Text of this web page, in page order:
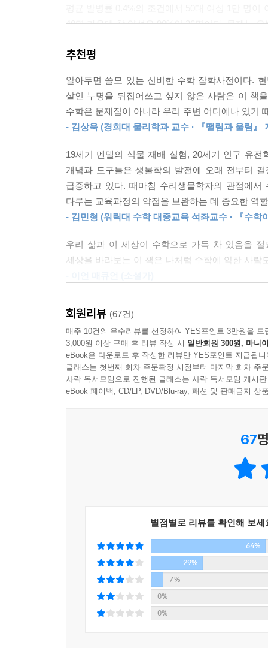
신의 방정식은 어떤 의약품이 환자에게 제공하는
대쪽에 올려놓고 비교한다. 여분의 건강 혜택을
장시키는 의약품의 이점을 어떻게 비교할 수 있겠
(중략) ‘신의 방정식’은 삶과 죽음이 달린 어려운
판단 뒤에 숨어서 작용하는 주관적 결정을 무시한
--- p.89-90, 「2장 암 진단을 받고도 침착을 유지하
1960년대와 1970년대에 임신 기간에 흡연을 한
체중아들은 흡연을 하지 않은 어머니에게서 태어
이 아니었다. 이 역설의 답은 교란 변수에 있었다.
낮은 출생체중은 높은 영아 사망률과 ‘상관관계’
아이의 건강에 더 해로우며, 그래서 영아 사망률
사망률이 조금 높아지는 데 그치기 때문에, 이 아
수밖에 없다.
--- p.142, 「3장 수학으로 만들어낸 유죄」 중에서
2008년 미국 대통령 선거 과정에서 존 매케인 이
은 당혹스러운 표정을 지었고, 이를 충분히 즐긴
까…….”라고 말문을 열었다. 오바마가 당황해한
“……아니지요, 아니에요. 나는 거품 정렬은 올바
색이 되었으며, 결국 그를 거품처럼 솟아오르게 해
--- p.271, 「6장 도무지 끝나지 않는 최적화」 중에
더 넓은 범위에서는 수리역학이 질병의 돌발 발
학적 증거와 손을 잡고 백신 접종이 쉬운 결정임
호한다. 세계보건기구가 발표하는 수치는 백신이
백만 명을 더 구할 수 있다는 것을 보여준다. 백
40명 가운데 참 양성은 90%인 36명이다. 문제는
검사의 정밀도를 높이는 아주 단순한 방법이 있는
대개 진단검사인데, 특이도가 훨씬 높아 거짓 양성
같은 맥락에서, 유방암 선별검사를 매년 받으면,
이제 좀 진정이 되는가? 수학의 방에 들어갔다 나
좋든 싫든 거짓 양성과 거짓 음성은 피할 수 없다.
관한 문제는 우리 스스로 배워야 한다. 즉, 의심(
불면의 밤을 보내는 일은 피할 수 있다. 덧붙이
높일 수 있다. (민감도와 특이도와 필터링에 관해
≫ 꼬리에 꼬리를 물며 최적 경로로 연결하는 수학
“알아두면 쓸데있는 신비한 수학 잡학 사전이다” (
“나처럼 수학에 약한 사람도 푹 빠져들어 읽을 수
이야기가 가득하다. 꼬리에 꼬리를 물고 이어지는
(혹은 그 반대 경로의) 지적 탐험으로 독자를 안내
저자는 수학의 응용(또는 오용)이 결정적 원인
‘차세대 수학 스토리텔러’로 주목받는 응용수
연결하고 뒤섞는다.
등장한다. 통계적 속임수에 관련된 윤리적 딜레
세상 모든 주제에 관해 수학이 알려줄 것이 아주
삶의 힌트를 터득하게 될 것이다. 또한 커튼 뒤
확산을 막기 위해 취하는 조치에 수학이 어떤 역할
이는 삶의 무기까지는 아닐지라도 방패는 거뜬
있음을 보여주는 ‘최적화와 탐욕 알고리듬’에
수는 없는 노릇이니까.
≫ 세상 만사의 패턴을 읽어내는 7가지 지적 탐험
추천평
알아두면 쓸모 있는 신비한 수학 잡학사전이다.
살인 누명을 뒤집어쓰고 싶지 않은 사람은 이 책
수학은 문제집이 아니라 우리 주변 어디에나 있기
- 김상욱 (경희대 물리학과 교수 · 『떨림과 울림』
19세기 멘델의 식물 재배 실험, 20세기 인구 유
개념과 도구들은 생물학의 발전에 오래 전부터
급증하고 있다. 때마침 수리생물학자의 관점에
다루는 교육과정의 약점을 보완하는 데 중요한 역
- 김민형 (워릭대 수학 대중교육 석좌교수 · 『수학
우리 삶과 이 세상이 수학으로 가득 차 있음을
세상을 바라보는 이 책은 나처럼 수학에 약한 사람
하고 깜짝 놀라지만, 그 교묘한 추리가 일단 밝혀
읽었고, 매 페이지마다 새로운 뭔가를 배웠다!
- 스티븐 스트로가츠 (코넬대 응용수학과 교수 · 『
타고난 이야기꾼! 매혹적인 이야기와 사례를 통
무대에 혜성처럼 등장한 흥미진진한 목소리.
똑똑하게 사용한다면, 수학은 당신의 삶을 구원
- 이언 스튜어트 (워릭대 수학과 교수 · 『세계를
회원리뷰 (67건)
매주 10건의 우수리뷰를 선정하여 YES포인트 3만원을 드
3,000원 이상 구매 후 리뷰 작성 시 일반회원 300원, 마니
eBook은 다운로드 후 작성한 리뷰만 YES포인트 지급됩니
클래스는 첫번째 회차 주문확정 시점부터 마지막 회차 주
사락 독서모임으로 진행된 클래스는 사락 독서모임 게시
eBook 페이백, CD/LP, DVD/Blu-ray, 패션 및 판매금지 상
67
별점별로 리뷰를 확인해 보세
64%
29%
7%
0%
0%